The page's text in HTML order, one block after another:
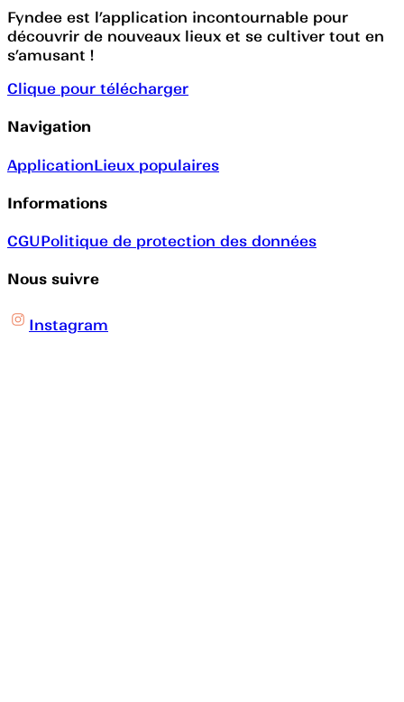
Fyndee est l’application incontournable pour
découvrir de nouveaux lieux et se cultiver tout en
s’amusant !
Clique pour télécharger
Navigation
ApplicationLieux populaires
Informations
CGUPolitique de protection des données
Nous suivre
Instagram